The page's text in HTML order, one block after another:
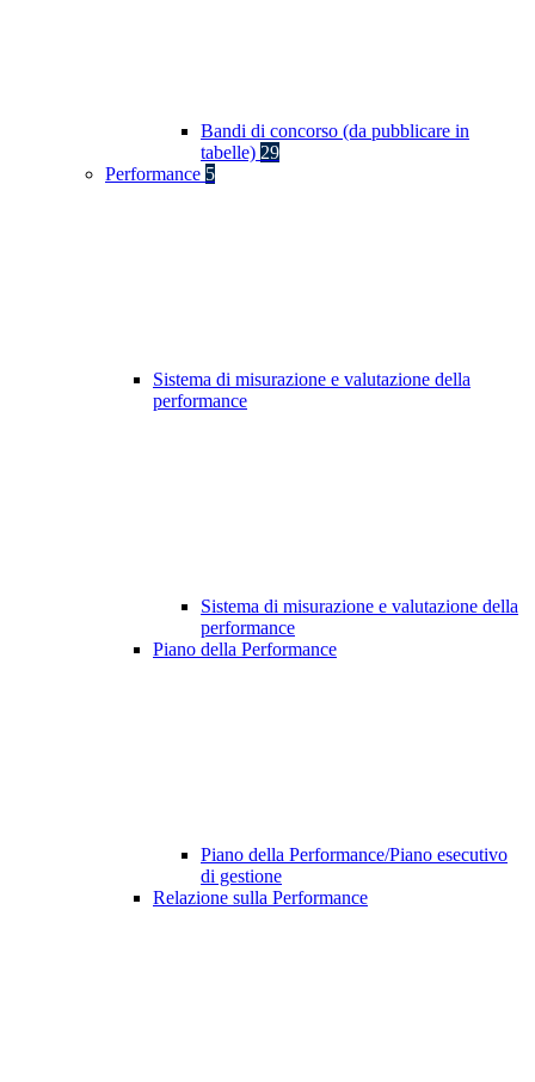
Bandi di concorso (da pubblicare in
tabelle) 29
Performance 5
Sistema di misurazione e valutazione della
performance
Sistema di misurazione e valutazione della
performance
Piano della Performance
Piano della Performance/Piano esecutivo
di gestione
Relazione sulla Performance